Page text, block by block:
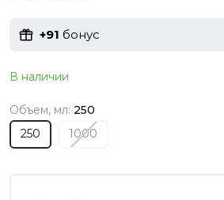
+91 бонус
В наличии
Объем, мл: 250
250
1000